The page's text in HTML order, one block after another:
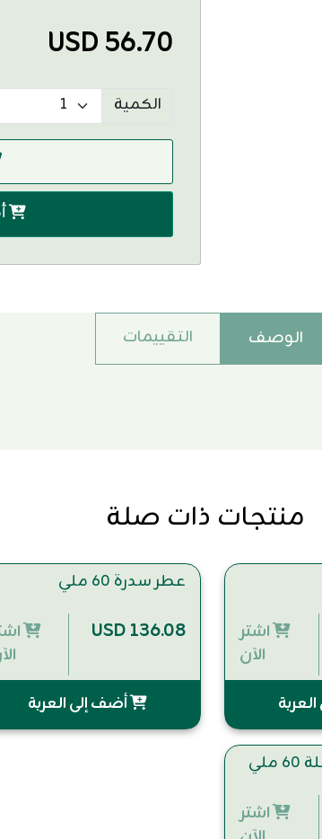
USD 56.70
الكمية
الوصف التقييمات
منتجات ذات صلة
اشتر
الآن
عطر سدرة 60 ملي
USD 136.08
أضف إلى العربة
اشتر